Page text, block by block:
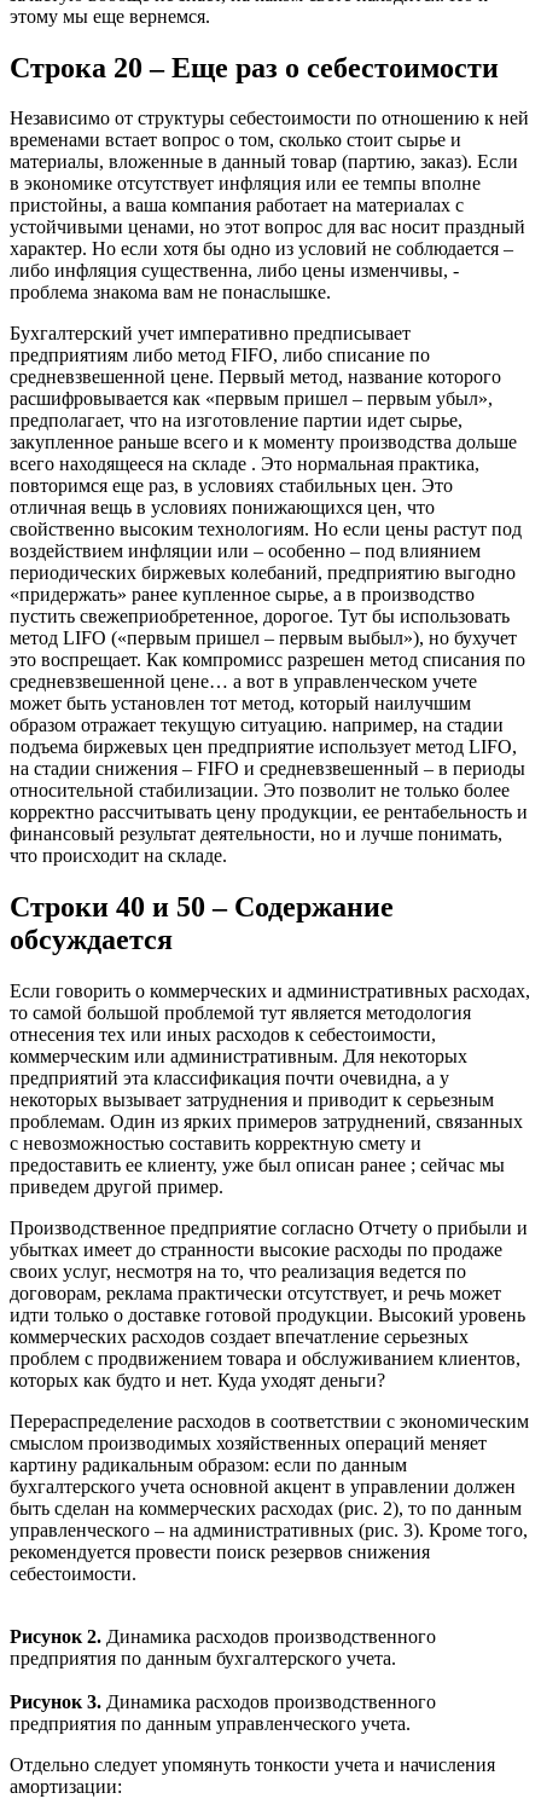
этому мы еще вернемся.
Строка 20 – Еще раз о себестоимости
Независимо от структуры себестоимости по отношению к ней
временами встает вопрос о том, сколько стоит сырье и
материалы, вложенные в данный товар (партию, заказ). Если
в экономике отсутствует инфляция или ее темпы вполне
пристойны, а ваша компания работает на материалах с
устойчивыми ценами, но этот вопрос для вас носит праздный
характер. Но если хотя бы одно из условий не соблюдается –
либо инфляция существенна, либо цены изменчивы, -
проблема знакома вам не понаслышке.
Бухгалтерский учет императивно предписывает
предприятиям либо метод FIFO, либо списание по
средневзвешенной цене. Первый метод, название которого
расшифровывается как «первым пришел – первым убыл»,
предполагает, что на изготовление партии идет сырье,
закупленное раньше всего и к моменту производства дольше
всего находящееся на складе . Это нормальная практика,
повторимся еще раз, в условиях стабильных цен. Это
отличная вещь в условиях понижающихся цен, что
свойственно высоким технологиям. Но если цены растут под
воздействием инфляции или – особенно – под влиянием
периодических биржевых колебаний, предприятию выгодно
«придержать» ранее купленное сырье, а в производство
пустить свежеприобретенное, дорогое. Тут бы использовать
метод LIFO («первым пришел – первым выбыл»), но бухучет
это воспрещает. Как компромисс разрешен метод списания по
средневзвешенной цене… а вот в управленческом учете
может быть установлен тот метод, который наилучшим
образом отражает текущую ситуацию. например, на стадии
подъема биржевых цен предприятие использует метод LIFO,
на стадии снижения – FIFO и средневзвешенный – в периоды
относительной стабилизации. Это позволит не только более
корректно рассчитывать цену продукции, ее рентабельность и
финансовый результат деятельности, но и лучше понимать,
что происходит на складе.
Строки 40 и 50 – Содержание
обсуждается
Если говорить о коммерческих и административных расходах,
то самой большой проблемой тут является методология
отнесения тех или иных расходов к себестоимости,
коммерческим или административным. Для некоторых
предприятий эта классификация почти очевидна, а у
некоторых вызывает затруднения и приводит к серьезным
проблемам. Один из ярких примеров затруднений, связанных
с невозможностью составить корректную смету и
предоставить ее клиенту, уже был описан ранее ; сейчас мы
приведем другой пример.
Производственное предприятие согласно Отчету о прибыли и
убытках имеет до странности высокие расходы по продаже
своих услуг, несмотря на то, что реализация ведется по
договорам, реклама практически отсутствует, и речь может
идти только о доставке готовой продукции. Высокий уровень
коммерческих расходов создает впечатление серьезных
проблем с продвижением товара и обслуживанием клиентов,
которых как будто и нет. Куда уходят деньги?
Перераспределение расходов в соответствии с экономическим
смыслом производимых хозяйственных операций меняет
картину радикальным образом: если по данным
бухгалтерского учета основной акцент в управлении должен
быть сделан на коммерческих расходах (рис. 2), то по данным
управленческого – на административных (рис. 3). Кроме того,
рекомендуется провести поиск резервов снижения
себестоимости.
Рисунок 2. Динамика расходов производственного
предприятия по данным бухгалтерского учета.
Рисунок 3. Динамика расходов производственного
предприятия по данным управленческого учета.
Отдельно следует упомянуть тонкости учета и начисления
амортизации: